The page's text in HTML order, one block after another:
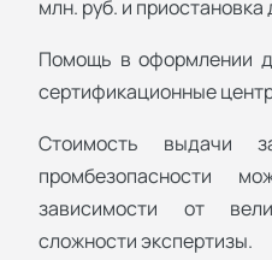
млн. руб. и приостановка
Помощь в оформлении
сертификационные
Стоимость выдачи
промбезопасности
зависимости от
сложности экспертизы.